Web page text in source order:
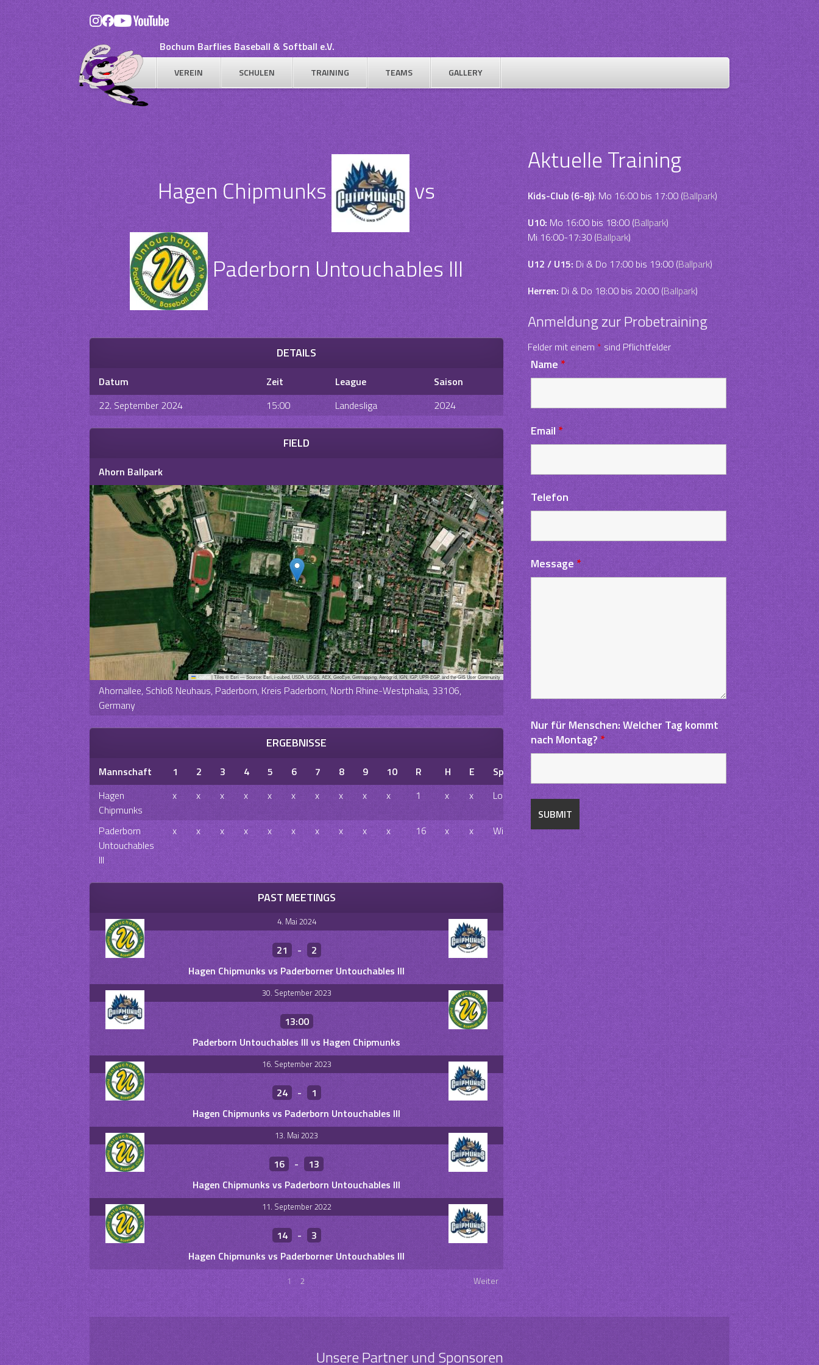
Skip
content
Bochum Barflies Baseball & Softball e.V.
VEREIN SCHULEN TRAINING TEAMS GALLERY
Hagen Chipmunks vs
Paderborn Untouchables III
DETAILS
Datum Zeit League
Saison
22. September 2024
15:00 Landesliga 2024
FIELD
Ahorn Ballpark
Leaflet |Tiles © Esri — Source: Esri, i-cubed, USDA, USGS, AEX, GeoEye, Getmapping, Aerogrid, IGN, IGP, UPR-EGP, and the GIS User Community
Ahornallee, Schloß Neuhaus, Paderborn, Kreis Paderborn, North Rhine-Westphalia, 33106,
Germany
ERGEBNISSE
Mannschaft 1 2 3 4 5 6 7 8 9 10 R H E
Spielausgang
Hagen
Chipmunks
x x x x x x x x x x 1 x x Loss
Paderborn
Untouchables
III
x x x x x x x x x x 16 x x Win
PAST MEETINGS
4. Mai 2024
21 -
2
Hagen Chipmunks vs Paderborner Untouchables III
30. September 2023
13:00
Paderborn Untouchables III vs Hagen Chipmunks
16. September 2023
24 -
1
Hagen Chipmunks vs Paderborn Untouchables III
13. Mai 2023
16 -
13
Hagen Chipmunks vs Paderborn Untouchables III
11. September 2022
14 -
3
Hagen Chipmunks vs Paderborner Untouchables III
1 2 Weiter
Aktuelle Training
Kids-Club (6-8j): Mo 16:00 bis 17:00 (Ballpark)
U10:Mo 16:00 bis 18:00 (Ballpark)
Mi 16:00-17:30 (Ballpark)
U12 / U15:Di & Do 17:00 bis 19:00 (Ballpark)
Herren:Di & Do 18:00 bis 20:00 (Ballpark)
Anmeldung zur Probetraining
Felder mit einem*sind Pflichtfelder
Name*
Email *
Telefon
Message*
Nur für Menschen: Welcher Tag kommt
nach Montag?*
Unsere Partner und Sponsoren